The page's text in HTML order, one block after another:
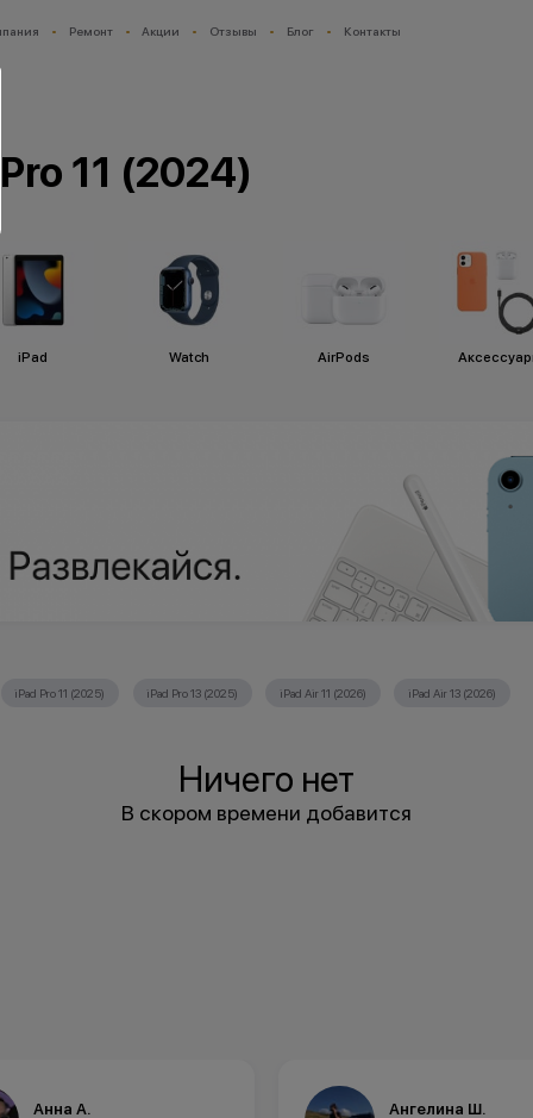
Ремонт Акции Отзывы Блог Контакты
11 (2024)
iPad Watch AirPods
iPad Pro 11 (2025) iPad Pro 13 (2025) iPad Air 11 (2026) iPad Air 13 (2026)
Ничего нет
В скором времени добавится
Анна А. Ангелина Ш.